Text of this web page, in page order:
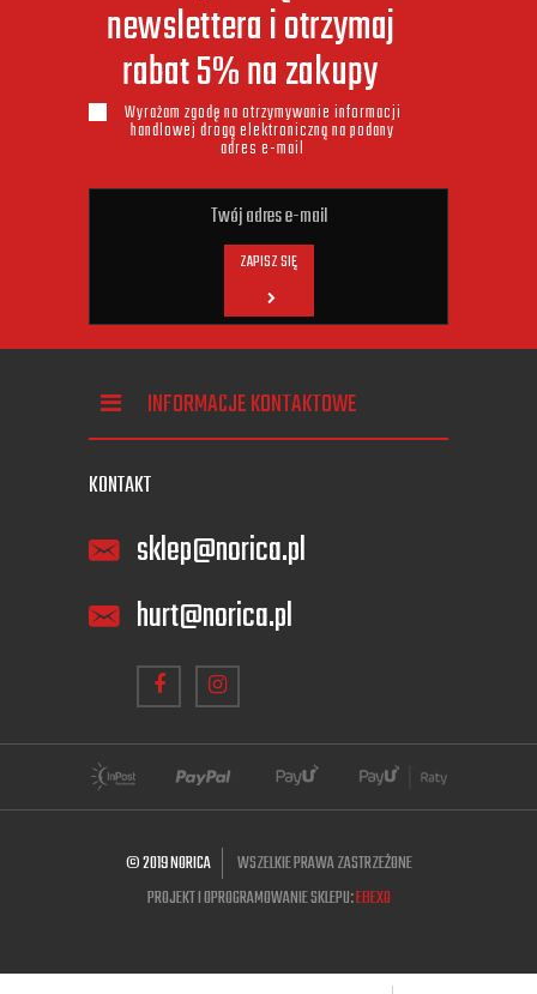
newslettera i otrzymaj
rabat 5% na zakupy
Wyrażam zgodę na otrzymywanie informacji
handlowej drogą elektroniczną na podany
adres e-mail
ZAPISZ SIĘ
INFORMACJE KONTAKTOWE
KONTAKT
sklep@norica.pl
hurt@norica.pl
© 2019 NORICA
WSZELKIE PRAWA ZASTRZEŻONE
PROJEKT I OPROGRAMOWANIE SKLEPU:EBEXO